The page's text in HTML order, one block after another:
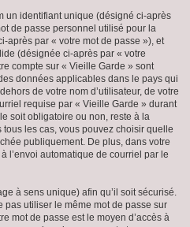
un identifiant unique (désigné ci-après
de passe personnel utilisé pour la
après par « votre mot de passe »), et
(désignée ci-après par « votre
compte sur « Vieille Garde » sont
données applicables dans le pays qui
de votre nom d’utilisateur, de votre
requise par « Vieille Garde » durant
soit obligatoire ou non, reste à la
les cas, vous pouvez choisir quelle
publiquement. De plus, dans votre
l’envoi automatique de courriel par le
à sens unique) afin qu’il soit sécurisé.
utiliser le même mot de passe sur
mot de passe est le moyen d’accès à